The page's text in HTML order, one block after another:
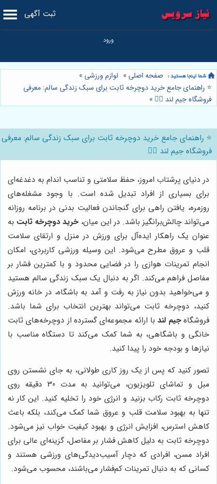
ثبت آگهی
صفحه اصلی » لوازم ورزشی »
⭐️ راهنمای جامع خرید دوچرخه ثابت برای سبک زندگی سالم: معرفی
فروشگاه جیم لند 🚴‍♀️ »
⭐️ راهنمای جامع خرید دوچرخه ثابت برای سبک زندگی سالم: معرفی
فروشگاه جیم لند 🚴‍♀️
در دنیای پرشتاب امروز، حفظ سلامتی و تناسب اندام به دغدغه‌ای
برای بسیاری از افراد تبدیل شده است. با وجود مشغله‌های
روزمره، یافتن راهی برای گنجاندن فعالیت بدنی در برنامه روزانه
می‌تواند چالش‌برانگیز باشد. در این میان، خرید دوچرخه ثابت به
عنوان یک راهکار ایده‌آل برای ورزش در منزل و ارتقای سلامت
قلب و عروق مطرح می‌شود. این وسیله ورزشی کاربردی، امکان
انجام تمرینات هوازی را در فضایی محدود و با کمترین فشار بر
مفاصل فراهم می‌کند. اگر به دنبال یک سبک زندگی سالم هستید
و می‌خواهید بدون نیاز به رفت و آمد به باشگاه، در خانه ورزش
کنید، دوچرخه ثابت می‌تواند بهترین انتخاب برای شما باشد.
فروشگاهجیم لندبا ارائه مجموعه‌ای گسترده از دوچرخه‌های ثابت
خانگی و باشگاهی، به شما کمک می‌کند تا دستگاه مناسب با
نیازها و بودجه خود را پیدا کنید.
تصور کنید که پس از یک روز کاری طولانی، به جای نشستن روی
مبل و تماشای تلویزیون، می‌توانید به مدت 30 دقیقه روی
دوچرخه ثابت رکاب بزنید و انرژی خود را تخلیه کنید. این کار نه
تنها به بهبود سلامت قلب و عروق شما کمک می‌کند، بلکه باعث
کاهش استرس، افزایش انرژی و بهبود کیفیت خواب نیز می‌شود.
دوچرخه ثابت به دلیل کاهش فشار بر مفاصل، گزینه‌ای عالی برای
افراد مسن، افرادی که دچار آسیب‌دیدگی‌های ورزشی هستند و
کسانی که به دنبال تمرینات کم‌فشار می‌باشند، محسوب می‌شود.